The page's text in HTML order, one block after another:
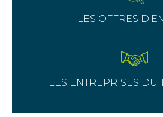
LES OFFRES
LES ENTREPRISES DU